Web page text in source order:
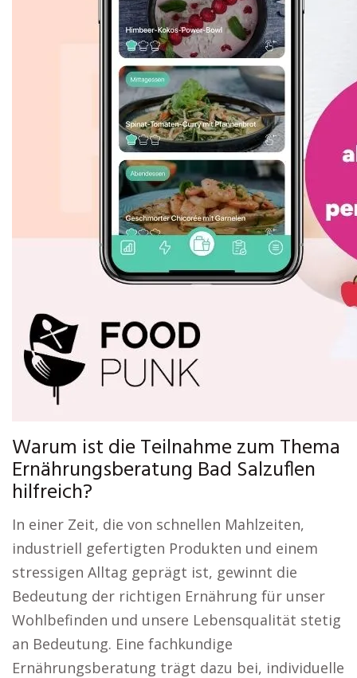
Warum ist die Teilnahme zum Thema
Ernährungsberatung Bad Salzuflen
hilfreich?
In einer Zeit, die von schnellen Mahlzeiten,
industriell gefertigten Produkten und einem
stressigen Alltag geprägt ist, gewinnt die
Bedeutung der richtigen Ernährung für unser
Wohlbefinden und unsere Lebensqualität stetig
an Bedeutung. Eine fachkundige
Ernährungsberatung trägt dazu bei, individuelle